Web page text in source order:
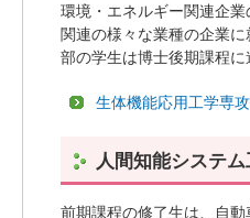
環境・エネルギー関連企
関連の様々な業種の企業
部の学生は博士後期課程に
生体機能応用工学専
人間知能システ
前期課程の修了生は、自